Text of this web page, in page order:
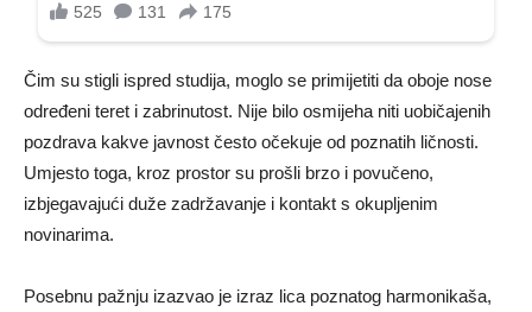
Čim su stigli ispred studija, moglo se primijetiti da oboje nose
određeni teret i zabrinutost. Nije bilo osmijeha niti uobičajenih
pozdrava kakve javnost često očekuje od poznatih ličnosti.
Umjesto toga, kroz prostor su prošli brzo i povučeno,
izbjegavajući duže zadržavanje i kontakt s okupljenim
novinarima.
Posebnu pažnju izazvao je izraz lica poznatog harmonikaša,